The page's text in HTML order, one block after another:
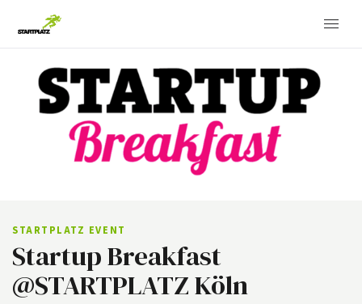
STARTPLATZ EVENT
Startup Breakfast
@STARTPLATZ Köln